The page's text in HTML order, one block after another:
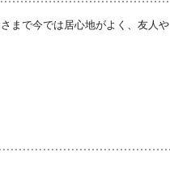
まで今では居心地がよく、友人や